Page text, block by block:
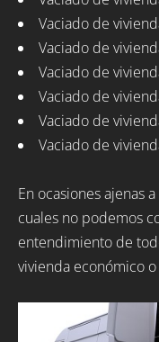
Vaciado de
Vaciado de
Vaciado de
Vaciado de
Vaciado de
Vaciado de
En ocasiones ajenas
cuales no podemos
entendimiento de
vivienda económico o